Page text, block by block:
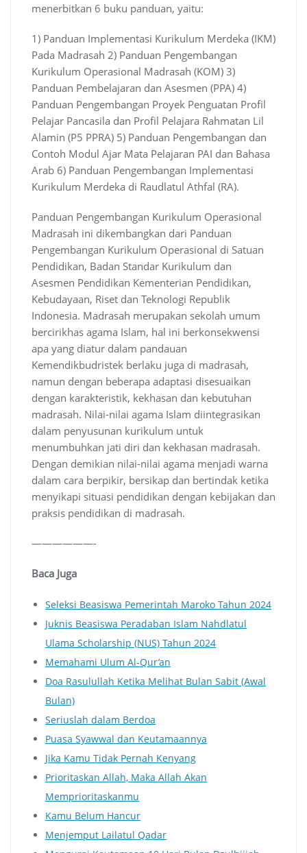
menerbitkan 6 buku panduan, yaitu:
1) Panduan Implementasi Kurikulum Merdeka (IKM)
Pada Madrasah 2) Panduan Pengembangan
Kurikulum Operasional Madrasah (KOM) 3)
Panduan Pembelajaran dan Asesmen (PPA) 4)
Panduan Pengembangan Proyek Penguatan Profil
Pelajar Pancasila dan Profil Pelajara Rahmatan Lil
Alamin (P5 PPRA) 5) Panduan Pengembangan dan
Contoh Modul Ajar Mata Pelajaran PAI dan Bahasa
Arab 6) Panduan Pengembangan Implementasi
Kurikulum Merdeka di Raudlatul Athfal (RA).
Panduan Pengembangan Kurikulum Operasional
Madrasah ini dikembangkan dari Panduan
Pengembangan Kurikulum Operasional di Satuan
Pendidikan, Badan Standar Kurikulum dan
Asesmen Pendidikan Kementerian Pendidikan,
Kebudayaan, Riset dan Teknologi Republik
Indonesia. Madrasah merupakan sekolah umum
bercirikhas agama Islam, hal ini berkonsekwensi
apa yang diatur dalam pandauan
Kemendikbudristek berlaku juga di madrasah,
namun dengan beberapa adaptasi disesuaikan
dengan karakteristik, kekhasan dan kebutuhan
madrasah. Nilai-nilai agama Islam diintegrasikan
dalam penyusunan kurikulum untuk
menumbuhkan jati diri dan kekhasan madrasah.
Dengan demikian nilai-nilai agama menjadi warna
dalam cara berpikir, bersikap dan bertindak ketika
menyikapi situasi pendidikan dengan kebijakan dan
praksis pendidikan di madrasah.
——————-
Baca Juga
Seleksi Beasiswa Pemerintah Maroko Tahun 2024
Juknis Beasiswa Peradaban Islam Nahdlatul
Ulama Scholarship (NUS) Tahun 2024
Memahami Ulum Al-Qur’an
Doa Rasulullah Ketika Melihat Bulan Sabit (Awal
Bulan)
Seriuslah dalam Berdoa
Puasa Syawwal dan Keutamaannya
Jika Kamu Tidak Pernah Kenyang
Prioritaskan Allah, Maka Allah Akan
Memprioritaskanmu
Kamu Belum Hancur
Menjemput Lailatul Qadar